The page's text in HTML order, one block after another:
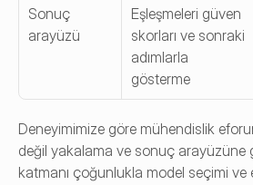
Sonuç
arayüzü
Eşleşmeleri güven
skorları ve sonraki
adımlarla
gösterme
Deneyimimize göre mühendislik
değil yakalama ve sonuç arayüzüne
katmanı çoğunlukla model seçimi